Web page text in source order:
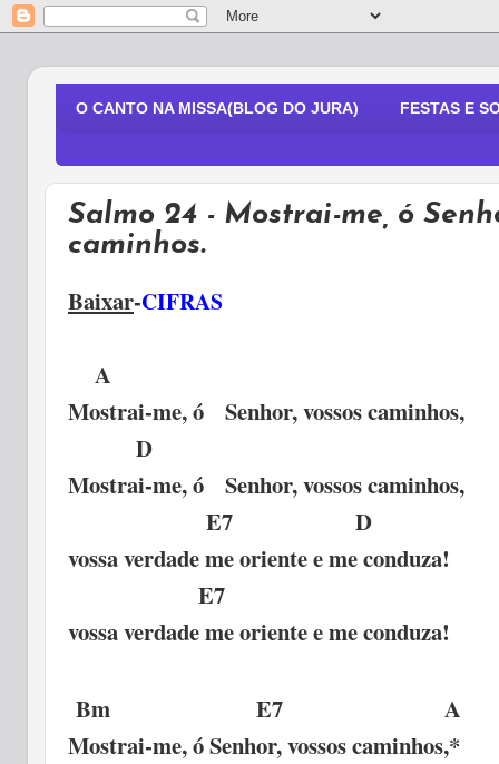
O CANTO NA MISSA(BLOG DO JURA) FESTAS E
Salmo 24 - Mostrai-me, ó
caminhos.
Baixar-CIFRAS
A
Mostrai-me, ó Senhor, vossos
D
Mostrai-me, ó Senhor, vossos caminhos,
E7
vossa verdade me oriente e me conduza!
E7
vossa verdade me oriente e me conduza!
Bm E7
Mostrai-me, ó Senhor, vossos caminhos,*